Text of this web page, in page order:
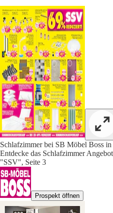
Schlafzimmer bei SB Möbel Boss in
Entdecke das Schlafzimmer
"SSV", Seite 3
Prospekt öffnen